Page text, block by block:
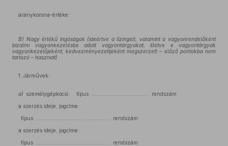
aranykorona-értéke:
B) Nagy értékű ingóságok (ideértve a lízingelt, valamint a vagyonrendelőként
bizalmi vagyonkezelésbe adott vagyontárgyakat, illetve e vagyontárgyak
vagyonkezelőjeként, kedvezményezettjeként megszerzett – előző pontokba nem
tartozó – hasznait)
1. Járművek:
a) személygépkocsi: típus ……………………………….. rendszám
a szerzés ideje, jogcíme:
típus ................................................. rendszám
a szerzés ideje, jogcíme:
típus ................................................. rendszám